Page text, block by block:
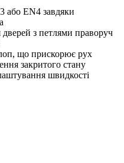
або EN4 завдяки
з петлями праворуч
що прискорює рух
закритого стану
швидкості